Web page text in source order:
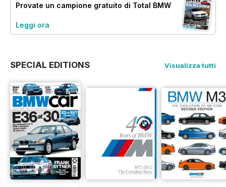
Provate un campione gratuito di Total BMW
Leggi ora
SPECIAL EDITIONS Visualizza tutti